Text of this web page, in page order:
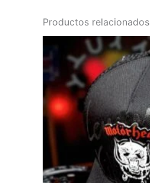
Productos relacionados